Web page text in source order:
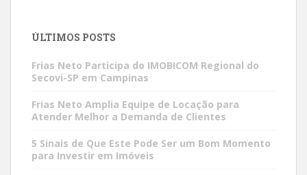
ÚLTIMOS POSTS
Frias Neto Participa do IMOBICOM Regional do
Secovi-SP em Campinas
Frias Neto Amplia Equipe de Locação para
Atender Melhor a Demanda de Clientes
5 Sinais de Que Este Pode Ser um Bom Momento
para Investir em Imóveis